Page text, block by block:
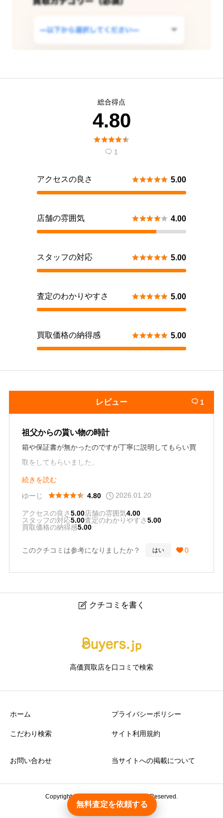
トする
人 がこの店舗での査定受付開始を希
望しています。
総合得点
4.80

 1
アクセスの良さ  5.00
店舗の雰囲気  4.00
スタッフの対応  5.00
査定のわかりやすさ  5.00
買取価格の納得感  5.00
レビュー  1
祖父からの貰い物の時計
箱や保証書が無かったのですが丁寧に説明してもらい買
取をしてもらいました。
思っていたよりも高く買取をしてもらいありがとうござ
いました。
続きを読む
ゆーじ
 4.80 2026.01.20
アクセスの良さ5.00店舗の雰囲気4.00
スタッフの対応5.00査定のわかりやすさ5.00
買取価格の納得感5.00
このクチコミは参考になりましたか？ はい  0
 クチコミを書く
貴金属買取（百貨店内）
アクセスの良さ 必須
星の数をお選びください 
高価買取店を口コミで検索
ホーム
こだわり検索
プライバシーポリシー
サイト利用規約
お問い合わせ 当サイトへの掲載について
Copyright © 2026 Buyers.jp. All Rights Reserved.
無料査定を依頼する